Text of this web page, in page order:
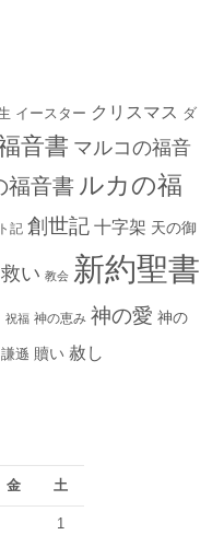
イースター クリスマス ダ
音書 マルコの福音
福音書 ルカの福
記 創世記 十字架 天の御
救い 教会 新約聖書
祝福 神の恵み 神の愛 神の
謙遜 贖い 赦し
金 土
1